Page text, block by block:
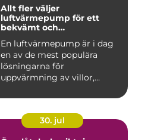
Allt fler väljer
luftvärmepump för ett
bekvämt och
En luftvärmepump är i dag
en av de mest populära
lösningarna för
uppvärmning av villor,
30. jul